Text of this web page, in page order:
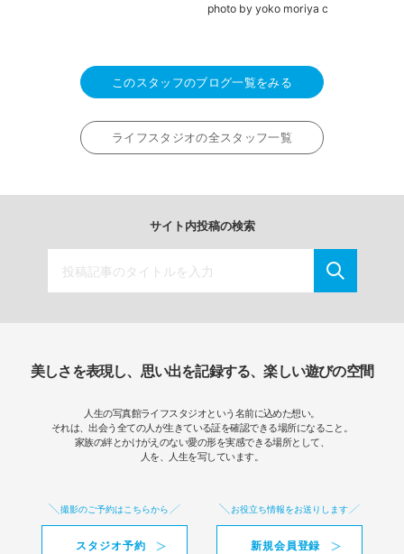
photo by yoko moriya c
このスタッフのブログ一覧をみる
ライフスタジオの全スタッフ一覧
サイト内投稿の検索
美しさを表現し、思い出を記録する、楽しい遊びの空間
人生の写真館ライフスタジオという名前に込めた想い。
それは、出会う全ての人が生きている証を確認できる場所になること。
家族の絆とかけがえのない愛の形を実感できる場所として、
人を、人生を写しています。
撮影のご予約はこちらから
スタジオ予約
お役立ち情報をお送りします
新規会員登録